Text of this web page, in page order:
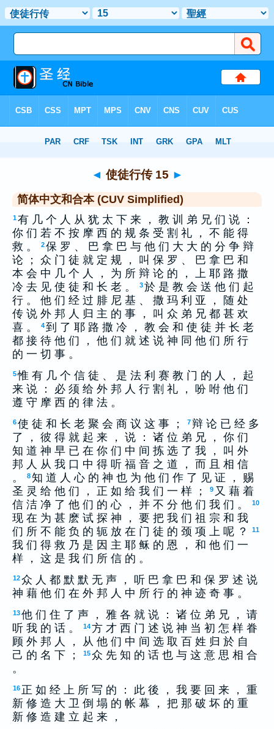
> 使徒行传 15
◄ 使徒行传 15 ►
简体中文和合本 (CUV Simplified)
1有 几 个 人 从 犹 太 下 来 ， 教 训 弟 兄 们 说 ：
你 们 若 不 按 摩 西 的 规 条 受 割 礼 ， 不 能 得
救 。
2保 罗 、 巴 拿 巴 与 他 们 大 大 的 分 争 辩
论 ； 众 门 徒 就 定 规 ， 叫 保 罗 、 巴 拿 巴 和
本 会 中 几 个 人 ， 为 所 辩 论 的 ， 上 耶 路 撒
冷 去 见 使 徒 和 长 老 。
3於 是 教 会 送 他 们 起
行 。 他 们 经 过 腓 尼 基 、 撒 玛 利 亚 ， 随 处
传 说 外 邦 人 归 主 的 事 ， 叫 众 弟 兄 都 甚 欢
喜 。
4到 了 耶 路 撒 冷 ， 教 会 和 使 徒 并 长 老
都 接 待 他 们 ， 他 们 就 述 说 神 同 他 们 所 行
的 一 切 事 。
5惟 有 几 个 信 徒 、 是 法 利 赛 教 门 的 人 ， 起
来 说 ： 必 须 给 外 邦 人 行 割 礼 ， 吩 咐 他 们
遵 守 摩 西 的 律 法 。
6使 徒 和 长 老 聚 会 商 议 这 事 ； 7辩 论 已 经 多
了 ， 彼 得 就 起 来 ， 说 ： 诸 位 弟 兄 ， 你 们
知 道 神 早 已 在 你 们 中 间 拣 选 了 我 ， 叫 外
邦 人 从 我 口 中 得 听 福 音 之 道 ， 而 且 相 信
。
8知 道 人 心 的 神 也 为 他 们 作 了 见 证 ， 赐
圣 灵 给 他 们 ， 正 如 给 我 们 一 样 ；
9 又 藉 着
信 洁 净 了 他 们 的 心 ， 并 不 分 他 们 我 们 。
10
现 在 为 甚 麽 试 探 神 ， 要 把 我 们 祖 宗 和 我
们 所 不 能 负 的 轭 放 在 门 徒 的 颈 项 上 呢 ？
11
我 们 得 救 乃 是 因 主 耶 稣 的 恩 ， 和 他 们 一
样 ， 这 是 我 们 所 信 的 。
12众 人 都 默 默 无 声 ， 听 巴 拿 巴 和 保 罗 述 说
神 藉 他 们 在 外 邦 人 中 所 行 的 神 迹 奇 事 。
13他 们 住 了 声 ， 雅 各 就 说 ： 诸 位 弟 兄 ， 请
听 我 的 话 。
14方 才 西 门 述 说 神 当 初 怎 样 眷
顾 外 邦 人 ， 从 他 们 中 间 选 取 百 姓 归 於 自
己 的 名 下 ；
15众 先 知 的 话 也 与 这 意 思 相 合
。
16 正 如 经 上 所 写 的 ： 此 後 ， 我 要 回 来 ， 重
新 修 造 大 卫 倒 塌 的 帐 幕 ， 把 那 破 坏 的 重
新 修 造 建 立 起 来 ，